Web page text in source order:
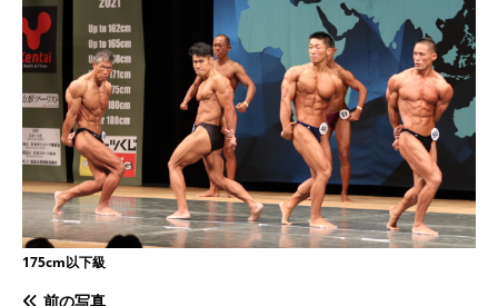
175cm以下級
前の写真